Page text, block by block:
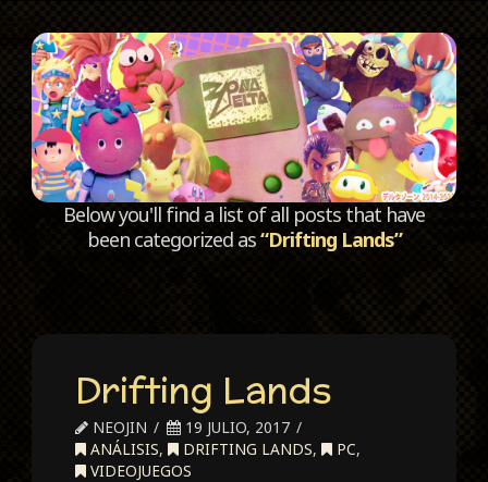
Below you'll find a list of all posts that have
been categorized as“Drifting Lands”
Drifting Lands
NEOJIN
19 JULIO, 2017
ANÁLISIS, DRIFTING LANDS, PC,
VIDEOJUEGOS